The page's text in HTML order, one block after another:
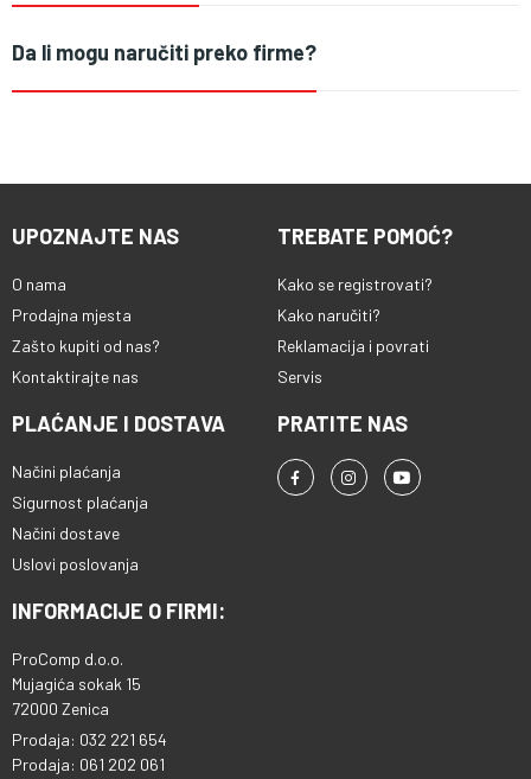
Da li mogu naručiti preko firme?
UPOZNAJTE NAS
O nama
Prodajna mjesta
Zašto kupiti od nas?
Kontaktirajte nas
TREBATE POMOĆ?
Kako se registrovati?
Kako naručiti?
Reklamacija i povrati
Servis
PLAĆANJE I DOSTAVA
Načini plaćanja
Sigurnost plaćanja
Načini dostave
Uslovi poslovanja
PRATITE NAS
INFORMACIJE O FIRMI:
ProComp d.o.o.
Mujagića sokak 15
72000 Zenica
Prodaja: 032 221 654
Prodaja: 061 202 061